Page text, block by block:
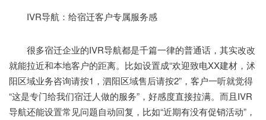
IVR导航：给宿迁客户专属服务感
很多宿迁企业的IVR导航都是千篇一律的普通话，其实改改
就能拉近和本地客户的距离。比如设置成“欢迎致电XX建材，沭
阳区域业务咨询请按1，泗阳区域售后请按2”，客户一听就觉得
“这是专门给我们宿迁人做的服务”，好感度直接拉满。而且IVR
导航还能设置常见问题自动回复，比如“近期有没有促销活动”，